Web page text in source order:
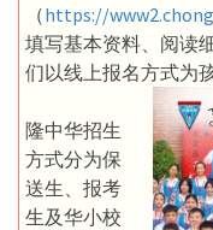
（https://
填写基本资料、阅读
们以线上报名方式为
隆中华招生
方式分为保
送生、报考
生及华小校